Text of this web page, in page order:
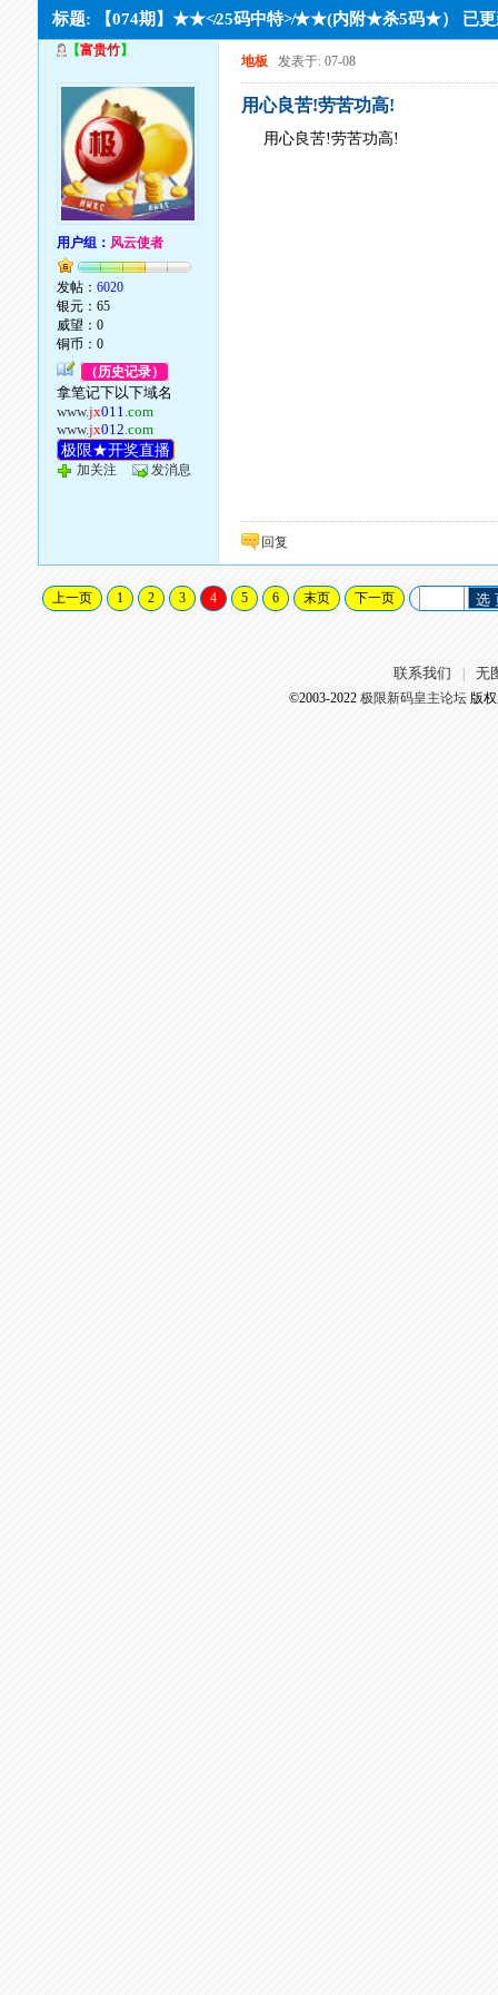
标题: 【074期】★★≮25码中特≯★★(内附★杀5码★） 已更
【富贵竹】
用户组： 风云使者
发帖：6020
银元：65
威望：0
铜币：0
（历史记录）
拿笔记下以下域名
www.jx011.com
www.jx012.com
极限★开奖直播
加关注 发消息
地板 发表于: 07-08
用心良苦!劳苦功高!
用心良苦!劳苦功高!
回复
上一页 1 2 3 4 5 6 末页 下一页 选
联系我们 无
©2003-2022 极限新码皇主论坛版权